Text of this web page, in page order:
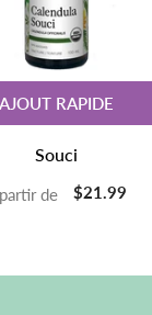
AJOUT RAPIDE
Souci
de $21.99